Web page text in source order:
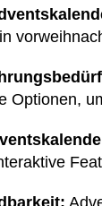
Optionen,